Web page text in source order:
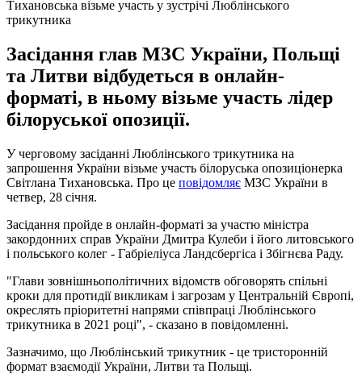
Тихановська візьме участь у зустрічі Люблінського
трикутника
Засідання глав МЗС України, Польщі
та Литви відбудеться в онлайн-
форматі, в ньому візьме участь лідер
білоруської опозиції.
У черговому засіданні Люблінського трикутника на
запрошення України візьме участь білоруська опозиціонерка
Світлана Тихановська. Про це повідомляє МЗС України в
четвер, 28 січня.
Засідання пройде в онлайн-форматі за участю міністра
закордонних справ України Дмитра Кулеби і його литовського
і польського колег - Габріеліуса Ландсбергіса і Збігнєва Раду.
"Глави зовнішньополітичних відомств обговорять спільні
кроки для протидії викликам і загрозам у Центральній Європі,
окреслять пріоритетні напрями співпраці Люблінського
трикутника в 2021 році", - сказано в повідомленні.
Зазначимо, що Люблінський трикутник - це тристоронній
формат взаємодії України, Литви та Польщі.